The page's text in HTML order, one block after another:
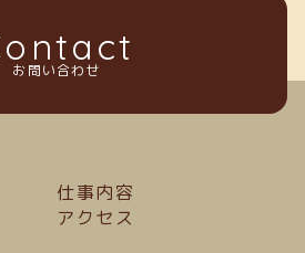
お問い合わせ
仕事内容
アクセス